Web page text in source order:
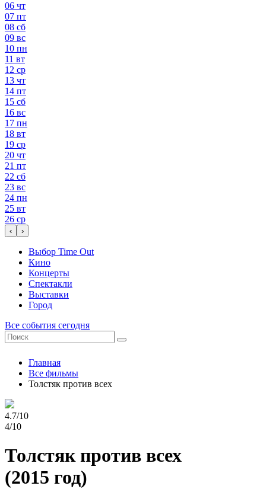
06 чт
07 пт
08 сб
09 вс
10 пн
11 вт
12 ср
13 чт
14 пт
15 сб
16 вс
17 пн
18 вт
19 ср
20 чт
21 пт
22 сб
23 вс
24 пн
25 вт
26 ср
‹ ›
Выбор Time Out
Кино
Концерты
Спектакли
Выставки
Город
Все события сегодня
Главная
Все фильмы
Толстяк против всех
4.7/10
4/10
Толстяк против всех
(2015 год)